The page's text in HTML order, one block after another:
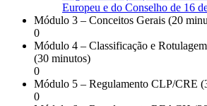
Europeu e do Conselho de 16
Módulo 3 – Conceitos Gerais (20
0
Módulo 4 – Classificação e
(30 minutos)
0
Módulo 5 – Regulamento CLP/CRE
0